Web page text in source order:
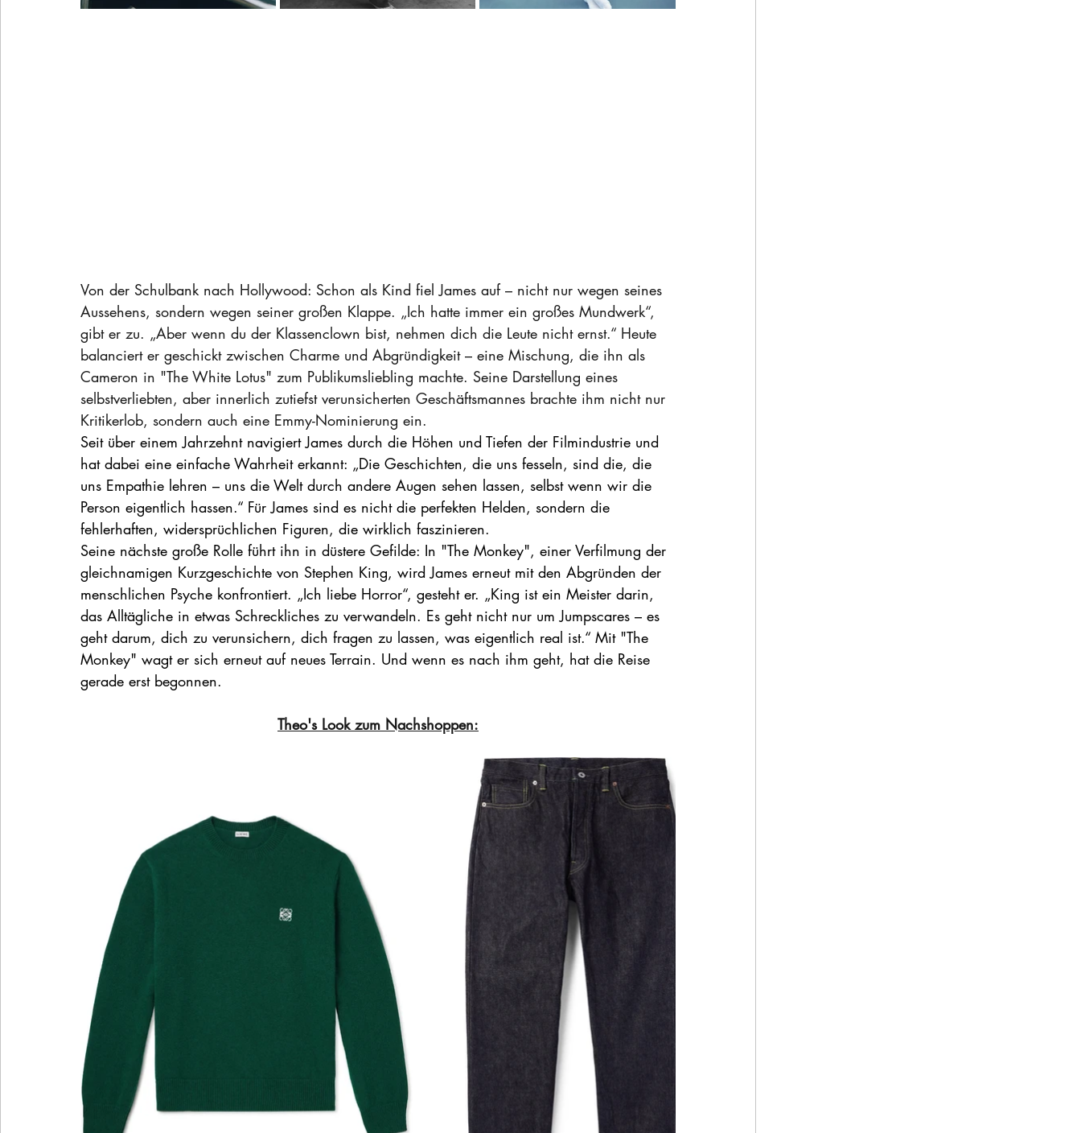
Von der Schulbank nach Hollywood: Schon als Kind fiel James auf – nicht nur wegen seines
Aussehens, sondern wegen seiner großen Klappe. „Ich hatte immer ein großes Mundwerk“,
gibt er zu. „Aber wenn du der Klassenclown bist, nehmen dich die Leute nicht ernst.“ Heute
balanciert er geschickt zwischen Charme und Abgründigkeit – eine Mischung, die ihn als
Cameron in "The White Lotus" zum Publikumsliebling machte. Seine Darstellung eines
selbstverliebten, aber innerlich zutiefst verunsicherten Geschäftsmannes brachte ihm nicht nur
Kritikerlob, sondern auch eine Emmy-Nominierung ein.
Seit über einem Jahrzehnt navigiert James durch die Höhen und Tiefen der Filmindustrie und
hat dabei eine einfache Wahrheit erkannt: „Die Geschichten, die uns fesseln, sind die, die
uns Empathie lehren – uns die Welt durch andere Augen sehen lassen, selbst wenn wir die
Person eigentlich hassen.“ Für James sind es nicht die perfekten Helden, sondern die
fehlerhaften, widersprüchlichen Figuren, die wirklich faszinieren.
Seine nächste große Rolle führt ihn in düstere Gefilde: In "The Monkey", einer Verfilmung der
gleichnamigen Kurzgeschichte von Stephen King, wird James erneut mit den Abgründen der
menschlichen Psyche konfrontiert. „Ich liebe Horror“, gesteht er. „King ist ein Meister darin,
das Alltägliche in etwas Schreckliches zu verwandeln. Es geht nicht nur um Jumpscares – es
geht darum, dich zu verunsichern, dich fragen zu lassen, was eigentlich real ist.“ Mit "The
Monkey" wagt er sich erneut auf neues Terrain. Und wenn es nach ihm geht, hat die Reise
gerade erst begonnen.
Theo's Look zum Nachshoppen: